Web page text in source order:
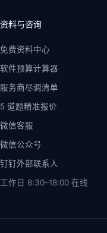
资料与咨询
免费资料中心
软件预算计算器
服务商尽调清单
5 道题精准报价
微信客服
微信公众号
钉钉外部联系人
工作日 8:30–18:00 在线